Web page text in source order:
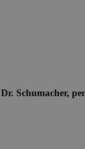
Schumacher,